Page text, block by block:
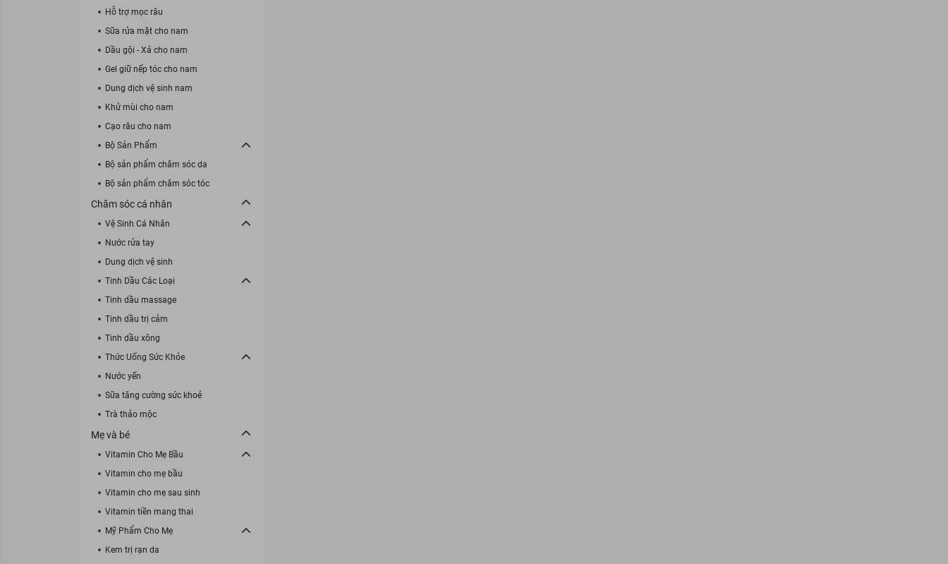
Hỗ trợ mọc râu
Sữa rửa mặt cho nam
Dầu gội - Xả cho nam
Gel giữ nếp tóc cho nam
Dung dịch vệ sinh nam
Khử mùi cho nam
Cạo râu cho nam
Bộ Sản Phẩm
Bộ sản phẩm chăm sóc da
Bộ sản phẩm chăm sóc tóc
Chăm sóc cá nhân
Vệ Sinh Cá Nhân
Nước rửa tay
Dung dịch vệ sinh
Tinh Dầu Các Loại
Tinh dầu massage
Tinh dầu trị cảm
Tinh dầu xông
Thức Uống Sức Khỏe
Nước yến
Sữa tăng cường sức khoẻ
Trà thảo mộc
Mẹ và bé
Vitamin Cho Mẹ Bầu
Vitamin cho mẹ bầu
Vitamin cho mẹ sau sinh
Vitamin tiền mang thai
Mỹ Phẩm Cho Mẹ
Kem trị rạn da